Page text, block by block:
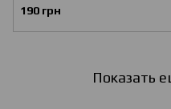
190 грн
Показать